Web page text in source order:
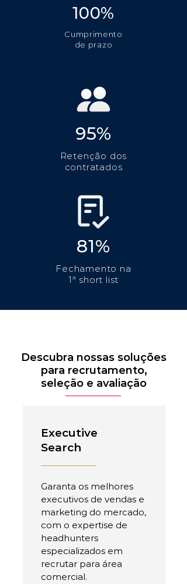
100%
Cumprimento
de prazo
95%
Retenção dos
contratados
81%
Fechamento na
1ª short list
Descubra nossas soluções
para recrutamento,
seleção e avaliação
Executive
Search
Garanta os melhores
executivos de vendas e
marketing do mercado,
com o expertise de
headhunters
especializados em
recrutar para área
comercial.